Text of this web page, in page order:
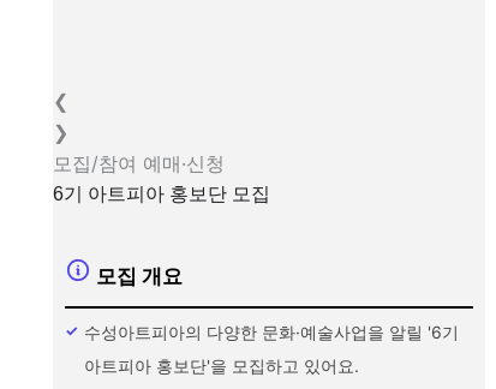
❮
❯
모집/참여 예매·신청
6기 아트피아 홍보단 모집
모집 개요
수성아트피아의 다양한 문화·예술사업을 알릴 '6기
아트피아 홍보단'을 모집하고 있어요.